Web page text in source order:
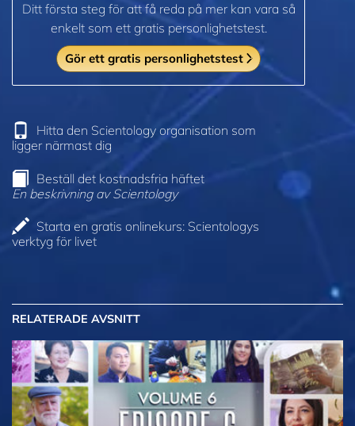
Ditt första steg för att få reda på mer kan vara så
enkelt som ett gratis personlighetstest.
Gör ett gratis personlighetstest
Hitta den Scientology organisation som
ligger närmast dig
Beställ det kostnadsfria häftet
En beskrivning av Scientology
Starta en gratis onlinekurs: Scientologys
verktyg för livet
RELATERADE AVSNITT